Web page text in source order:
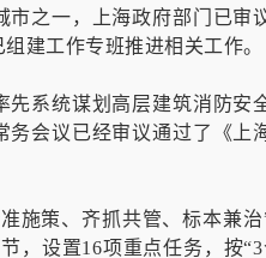
市之一，上海政府部门已
建工作专班推进相关工作。
先系统谋划高层建筑消防
务会议已经审议通过了《
施策、齐抓共管、标本兼
，设置16项重点任务，按